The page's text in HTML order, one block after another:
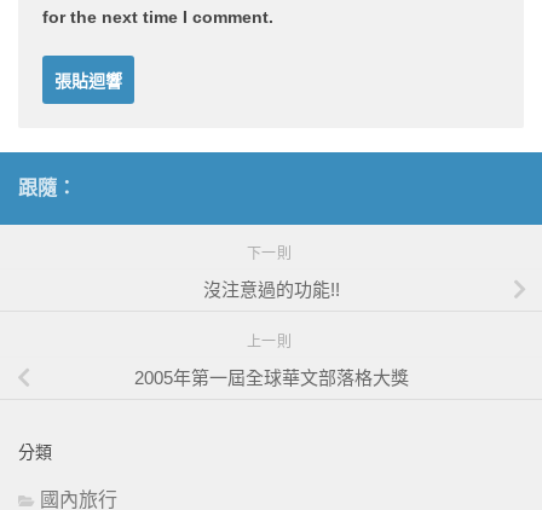
for the next time I comment.
跟隨：
下一則
沒注意過的功能!!
上一則
2005年第一屆全球華文部落格大獎
分類
國內旅行